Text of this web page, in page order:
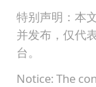
特别声明：本
并发布，仅代
台。
Notice: The